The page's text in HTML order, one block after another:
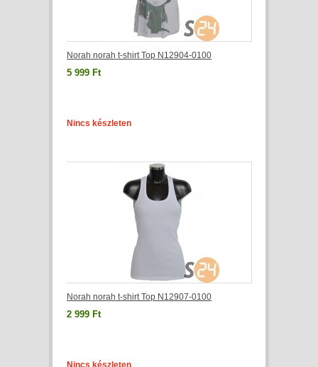
Norah norah t-shirt Top N12904-0100
5 999 Ft
Nincs készleten
Norah norah t-shirt Top N12907-0100
2 999 Ft
Nincs készleten